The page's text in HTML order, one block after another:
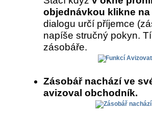
objednávkou klikne
dialogu určí příjemce
napíše stručný pokyn.
zásobáře.
Zásobář nachází ve
avizoval obchodník.